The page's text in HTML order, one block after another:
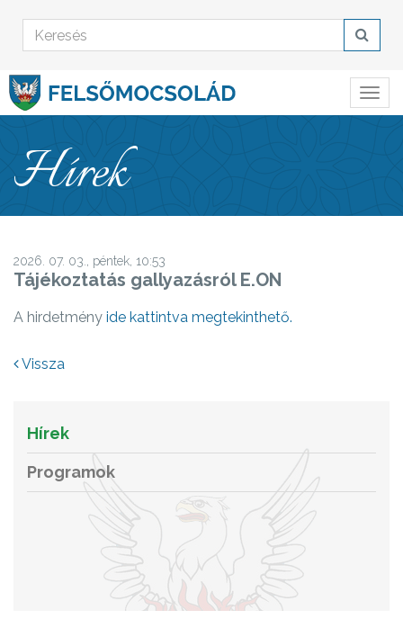
Hírek
2026. 07. 03., péntek, 10:53
Tájékoztatás gallyazásról E.ON
A hirdetmény ide kattintva megtekinthető.
Vissza
Hírek
Programok